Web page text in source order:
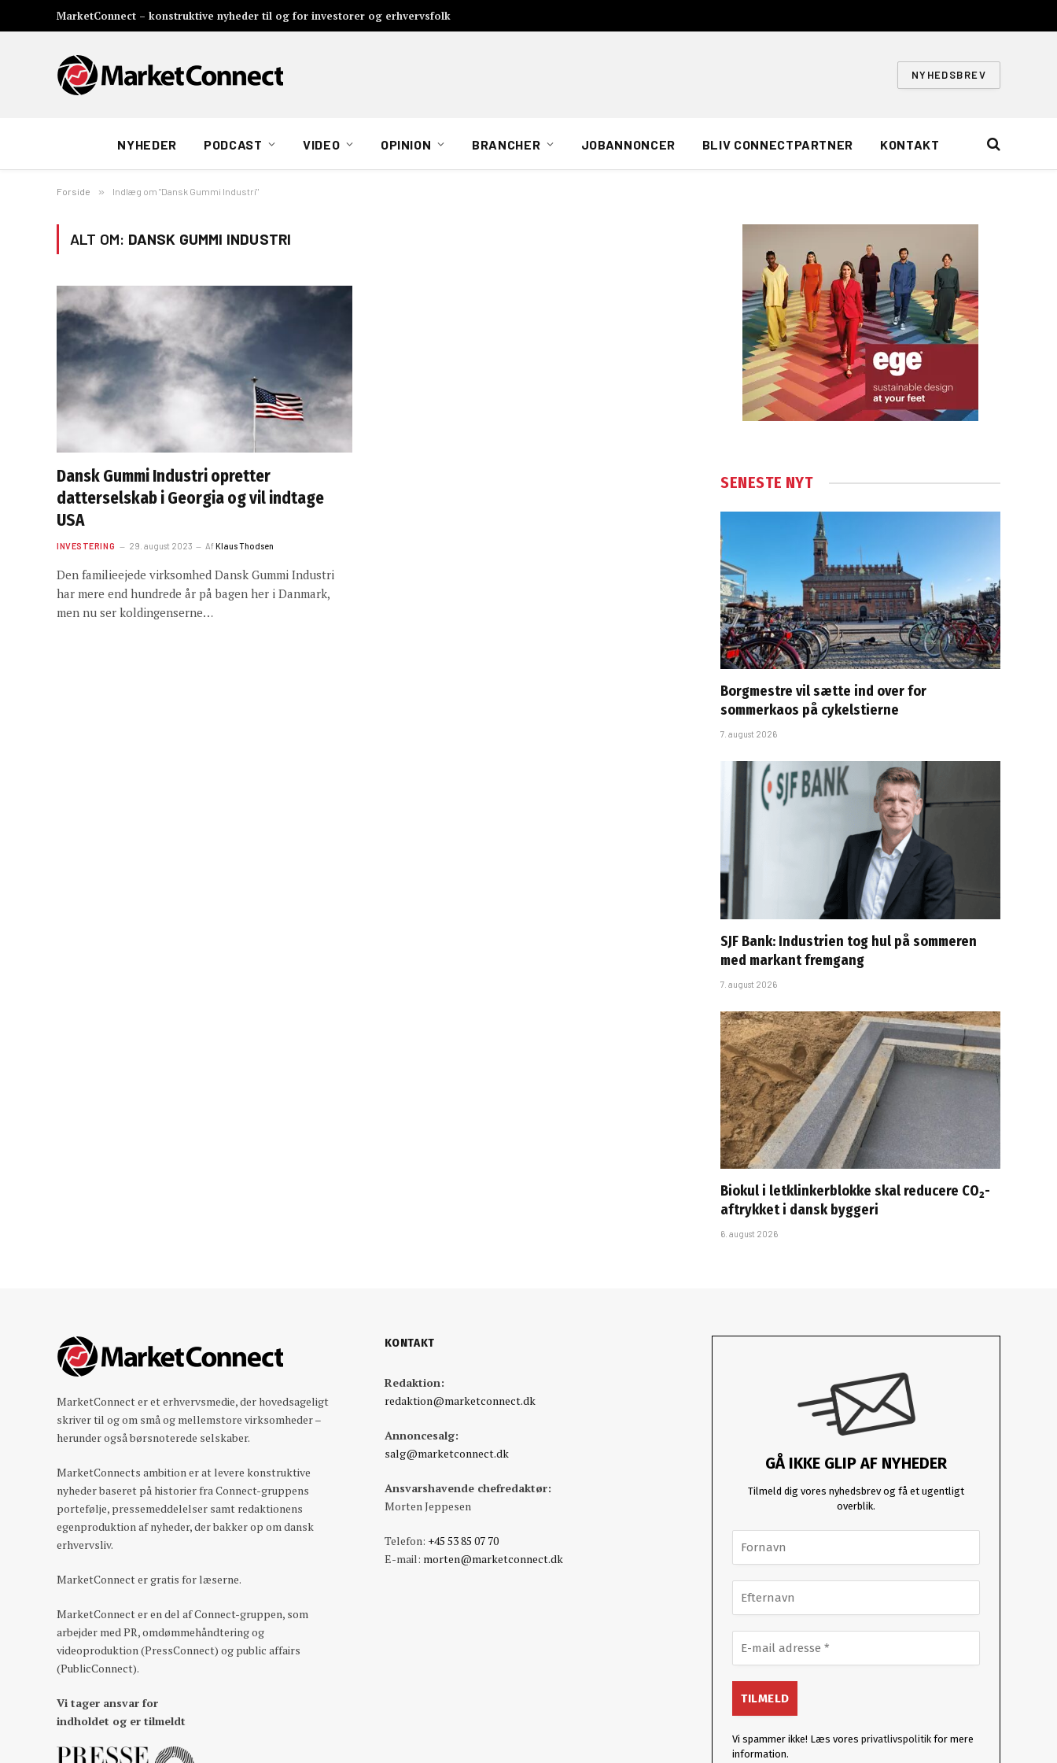
MarketConnect – konstruktive nyheder til og for investorer og erhvervsfolk
NYHEDSBREV
NYHEDER PODCAST VIDEO OPINION BRANCHER JOBANNONCER BLIV CONNECTPARTNER KONTAKT
Forside » Indlæg om "Dansk Gummi Industri"
ALT OM: DANSK GUMMI INDUSTRI
Dansk Gummi Industri opretter
datterselskab i Georgia og vil indtage
USA
INVESTERING 29. august 2023 AfKlaus Thodsen
Den familieejede virksomhed Dansk Gummi Industri
har mere end hundrede år på bagen her i Danmark,
men nu ser koldingenserne…
SENESTE NYT
Borgmestre vil sætte ind over for
sommerkaos på cykelstierne
7. august 2026
SJF Bank: Industrien tog hul på sommeren
med markant fremgang
7. august 2026
Biokul i letklinkerblokke skal reducere CO₂-
aftrykket i dansk byggeri
6. august 2026
MarketConnect er et erhvervsmedie, der hovedsageligt
skriver til og om små og mellemstore virksomheder –
herunder også børsnoterede selskaber.
MarketConnects ambition er at levere konstruktive
nyheder baseret på historier fra Connect-gruppens
portefølje, pressemeddelelser samt redaktionens
egenproduktion af nyheder, der bakker op om dansk
erhvervsliv.
MarketConnect er gratis for læserne.
MarketConnect er en del af Connect-gruppen, som
arbejder med PR, omdømmehåndtering og
videoproduktion (PressConnect) og public affairs
(PublicConnect).
Vi tager ansvar for
indholdet og er tilmeldt
KONTAKT
Redaktion:
redaktion@marketconnect.dk
Annoncesalg:
salg@marketconnect.dk
Ansvarshavende chefredaktør:
Morten Jeppesen
Telefon: +45 53 85 07 70
E-mail: morten@marketconnect.dk
GÅ IKKE GLIP AF NYHEDER
Tilmeld dig vores nyhedsbrev og få et ugentligt
overblik.
Vi spammer ikke! Læs voresprivatlivspolitik for mere
information.